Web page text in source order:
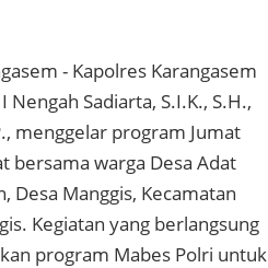
- Kapolres Karangasem
Nengah Sadiarta, S.I.K., S.H.,
menggelar program Jumat
bersama warga Desa Adat
Desa Manggis, Kecamatan
Kegiatan yang berlangsung
program Mabes Polri untuk